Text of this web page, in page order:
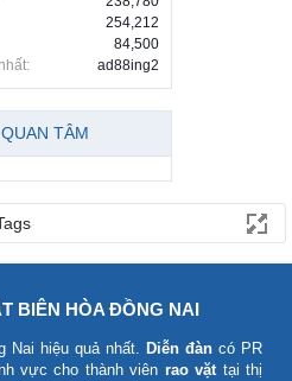
254,212
84,500
ad88ing2
TÂM
BIÊN HÒA ĐỒNG NAI
Nai hiệu quả nhất. Diễn đàn có PR
vực cho thành viên rao vặttại thị